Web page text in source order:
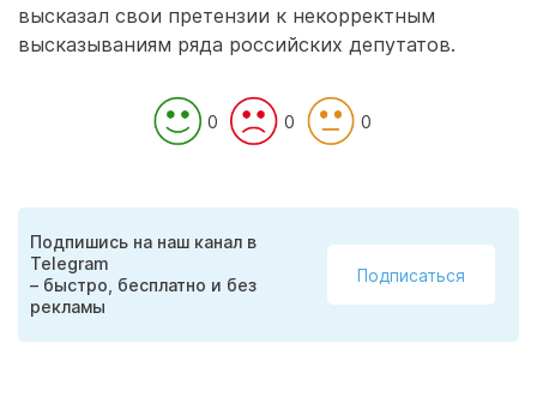
высказал свои претензии к некорректным
высказываниям ряда российских депутатов.
0 0 0
Подпишись на наш канал в
Telegram
– быстро, бесплатно и без
рекламы
Подписаться